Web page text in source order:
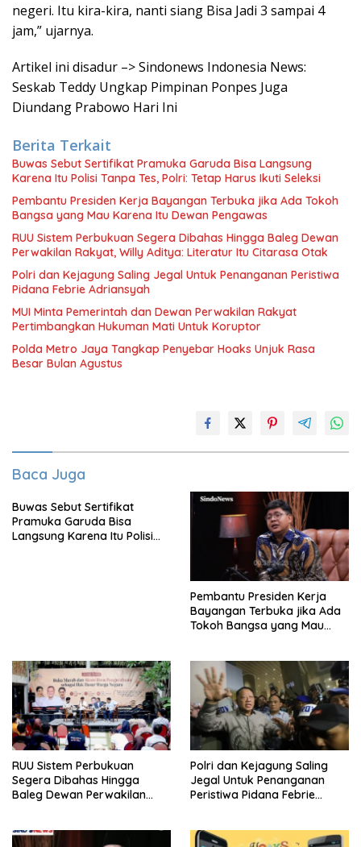
negeri. Itu kira-kira, nanti siang Bisa Jadi 3 sampai 4
jam,” ujarnya.
Artikel ini disadur –> Sindonews Indonesia News:
Seskab Teddy Ungkap Pimpinan Ponpes Juga
Diundang Prabowo Hari Ini
Berita Terkait
Buwas Sebut Sertifikat Pramuka Garuda Bisa Langsung
Karena Itu Polisi Tanpa Tes, Polri: Tetap Harus Ikuti Seleksi
Pembantu Presiden Kerja Bayangan Terbuka jika Ada Tokoh
Bangsa yang Mau Karena Itu Dewan Pengawas
RUU Sistem Perbukuan Segera Dibahas Hingga Baleg Dewan
Perwakilan Rakyat, Willy Aditya: Literatur Itu Citarasa Otak
Polri dan Kejagung Saling Jegal Untuk Penanganan Peristiwa
Pidana Febrie Adriansyah
MUI Minta Pemerintah dan Dewan Perwakilan Rakyat
Pertimbangkan Hukuman Mati Untuk Koruptor
Polda Metro Jaya Tangkap Penyebar Hoaks Unjuk Rasa
Besar Bulan Agustus
Baca Juga
Buwas Sebut Sertifikat
Pramuka Garuda Bisa
Langsung Karena Itu Polisi
Pembantu Presiden Kerja
Bayangan Terbuka jika Ada
Tokoh Bangsa yang Mau
RUU Sistem Perbukuan
Segera Dibahas Hingga
Baleg Dewan Perwakilan
Polri dan Kejagung Saling
Jegal Untuk Penanganan
Peristiwa Pidana Febrie